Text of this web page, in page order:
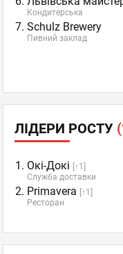
Кондитерська
Schulz Brewery
Пивний заклад
ЛІДЕРИ РОСТУ
Окі-Докі [↑1]
Служба доставки
Primavera [↑1]
Ресторан